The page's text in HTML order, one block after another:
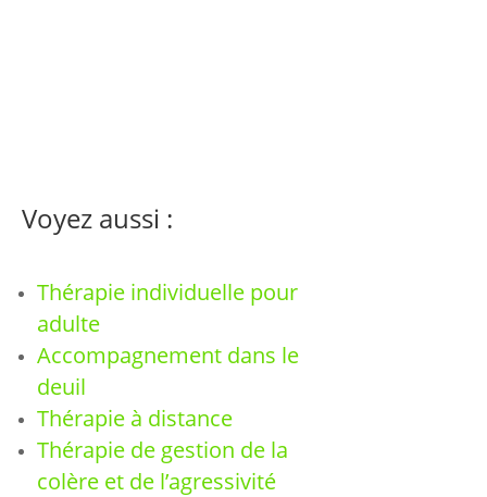
Voyez aussi :
Thérapie individuelle pour
adulte
Accompagnement dans le
deuil
Thérapie à distance
Thérapie de gestion de la
colère et de l’agressivité